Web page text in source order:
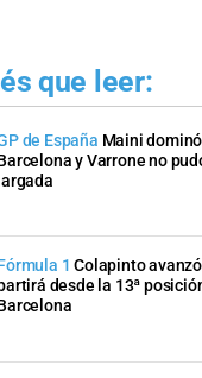
que leer:
de España Maini
y Varrone no
largada
1 Colapinto
desde la 13ª